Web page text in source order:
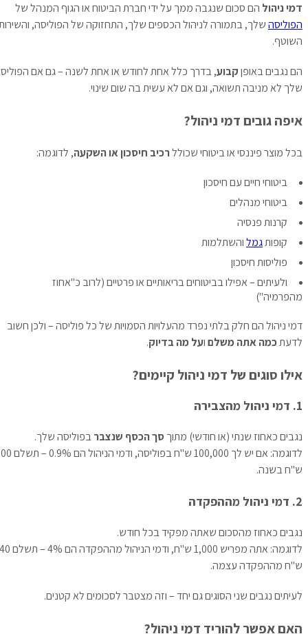
דמי ניהולהם סכום שנגבה ממך על ידי חברת הביטוח או הגוף המנהל של
הפוליסהשלך, בתמורה לניהול הכספים שלך, התחזוקה של הפוליסה, והשירות
השוטף.
הם נגבים באופןקבוע, בדרך כלל אחת לחודש או אחת לשנה – גם אם הפוליסה
שלך לא מניבה תשואה, וגם אם לא עשית בה שום שינוי.
איפה גובים דמי ניהול?
בכל מוצר פיננסי או ביטוחי שכוללרכיב חיסכון או השקעה, לדוגמה:
ביטוחי חיים עם חיסכון
ביטוחי מנהלים
קרנות פנסיה
קופותגמלוהשתלמות
פוליסות חיסכון
ולעיתים – אפילו בביטוחים בריאותיים או פרטיים (לרוב כ"אחוז
מהפרמיה")
דמי ניהול הם חלק בלתי נפרד מהעלויות הסמויות של כל פוליסה – ולכן חשוב
לדעתכמה אתה משלםועל מה בדיוק.
אילו סוגים של דמי ניהול קיימים?
נגבים כאחוז שנתי (או חודשי) מתוךסך הכסף שנצברבפוליסה שלך.
לדוגמה: אם יש לך 100,000 ש"ח בפוליסה, ודמי הניהול הם 0.9% – תשלם 900
ש"ח בשנה.
2. דמי ניהול מההפקדה
נגבים כאחוז מהסכום שאתה מפקיד בכל חודש.
לדוגמה: אתה מפריש 1,000 ש"ח, ודמי הניהול מההפקדה הם 4% – תשלם 40
ש"ח מההפקדה עצמה.
לעיתים נגבים שני הסוגים גם יחד – וזה מצטבר לסכומים לא קטנים.
האם אפשר להוריד דמי ניהול?